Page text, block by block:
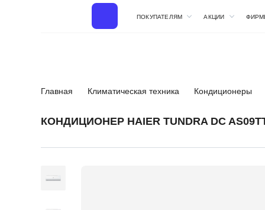
ПОКУПАТЕЛЯМ АКЦИИ
Главная Климатическая техника Кондиционеры
КОНДИЦИОНЕР HAIER TUNDRA DC